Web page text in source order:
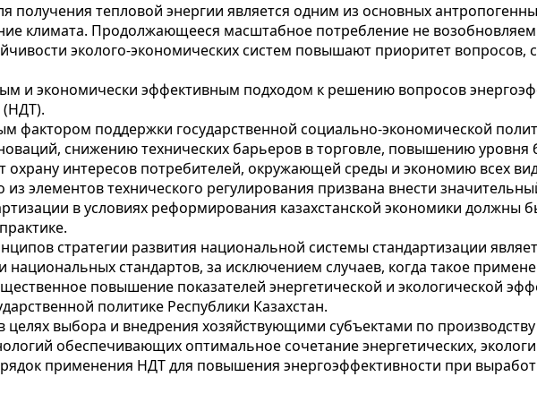
получения тепловой энергии является одним из основных
климата. Продолжающееся масштабное потребление не
эколого-экономических систем повышают приоритет вопросов,
и экономически эффективным подходом к решению вопросов
(НДТ).
фактором поддержки государственной социально-экономической
снижению технических барьеров в торговле, повышению уровня
охрану интересов потребителей, окружающей среды и экономию всех
из элементов технического регулирования призвана внести
в условиях реформирования казахстанской экономики
стратегии развития национальной системы стандартизации
национальных стандартов, за исключением случаев, когда такое
повышение показателей энергетической и экологической
политике Республики Казахстан.
целях выбора и внедрения хозяйствующими субъектами по
обеспечивающих оптимальное сочетание энергетических,
применения НДТ для повышения энергоэффективности при